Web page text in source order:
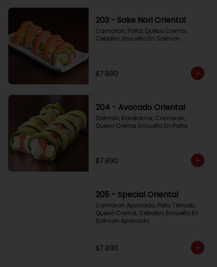
203 - Sake Nori Oriental
Camaron, Palta, Queso Crema,
Cebollin, Envuelto En Salmon
$7.890
204 - Avocado Oriental
Salmon, Kanikama, Camaron,
Queso Crema Envuelto En Palta
$7.890
205 - Special Oriental
Camaron Apanado, Pollo Teriyaki,
Queso Crema, Cebollin, Envuelto En
Salmon Apanado
$7.890